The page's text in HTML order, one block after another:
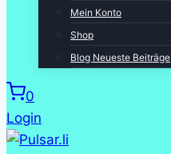
Mein Konto
Shop
Blog Neueste Beiträge
0
Login